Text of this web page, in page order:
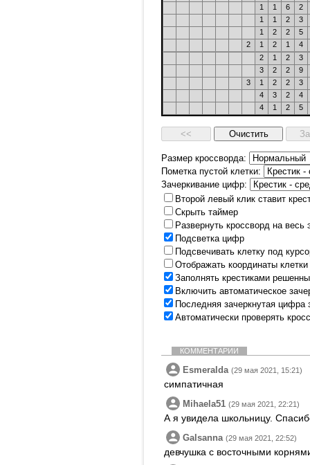
1
1 6
2
1
1 2
3
1
2 2
5
2
1 2 1
4
2
1 2
3
3
2 2
9
3
1 2 2
3
4
3 2
4
4
1 2 5
Размер кроссворда:
Пометка пустой клетки:
Зачеркивание цифр:
Второй левый клик ставит
Скрыть таймер
Развернуть кроссворд на
Подсветка цифр
Подсвечивать клетку под
Отображать координаты
Заполнять крестиками
Включить автоматическое
Последняя зачеркнутая цифра
Автоматически проверять
КОММЕНТАРИИ
Esmeralda (29 мая 2021, 15:21)
симпатичная
Mihaela51 (29 мая 2021, 22:21)
А я увидела школьницу.
Galsanna (29 мая 2021, 22:52)
девчушка с восточными